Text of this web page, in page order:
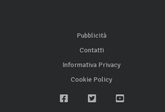
Pubblicità
Contatti
Informativa Privacy
Cookie Policy